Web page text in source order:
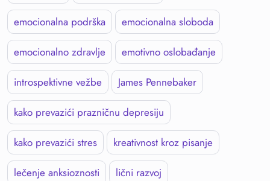
emocionalna podrška emocionalna sloboda
emocionalno zdravlje emotivno oslobađanje
introspektivne vežbe James Pennebaker
kako prevazići prazničnu depresiju
kako prevazići stres kreativnost kroz pisanje
lečenje anksioznosti lični razvoj